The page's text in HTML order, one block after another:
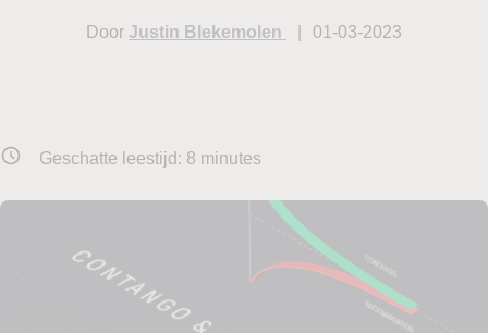
Door Justin Blekemolen 01-03-2023
Geschatte leestijd: 8 minutes